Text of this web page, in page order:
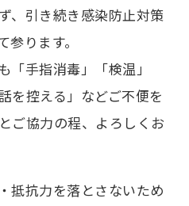
、引き続き感染防止対策
ります。
「手指消毒」「検温」
を控える」などご不便を
ご協力の程、よろしくお
抵抗力を落とさないため